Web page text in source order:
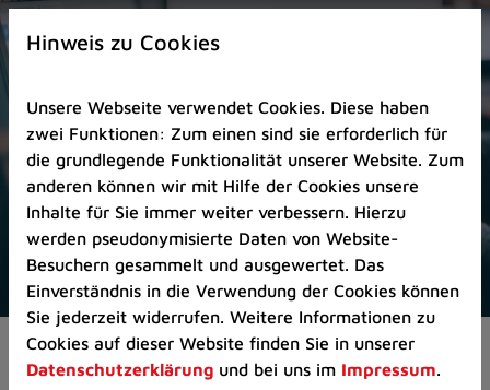
Zur
Startseite
Zum
Seitenanfang
springen
(Schnelltaste
A)
Zur
Navigation/Menü
springen
(Schnelltaste
M)
Zur
Aktuelles Pressemitteilungen
Hinweis zu Cookies
Unsere Webseite verwendet Cookies. Diese haben
zwei Funktionen: Zum einen sind sie erforderlich für
die grundlegende Funktionalität unserer Website. Zum
anderen können wir mit Hilfe der Cookies unsere
Inhalte für Sie immer weiter verbessern. Hierzu
werden pseudonymisierte Daten von Website-
Besuchern gesammelt und ausgewertet. Das
Einverständnis in die Verwendung der Cookies können
Sie jederzeit widerrufen. Weitere Informationen zu
Cookies auf dieser Website finden Sie in unserer
Datenschutzerklärung und bei uns im Impressum.